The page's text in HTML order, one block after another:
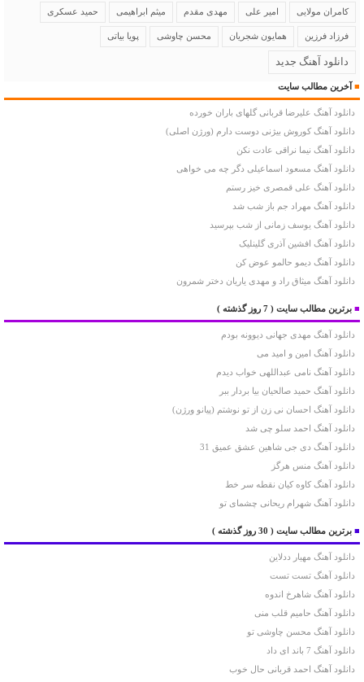
کامران مولایی امیر علی مهدی مقدم میثم ابراهیمی حمید عسکری
فرزاد فرزین همایون شجریان محسن چاوشی پویا بیاتی
دانلود آهنگ جدید
■ آخرین مطالب سایت
دانلود آهنگ علیرضا قربانی گلهای باران خورده
دانلود آهنگ کوروش بیژنی دوست دارم (ورژن اصلی)
دانلود آهنگ نیما نراقی عادت نکن
دانلود آهنگ مسعود اسماعیلی دگر چه می خواهی
دانلود آهنگ علی قمصری خیز رستم
دانلود آهنگ مهراد جم باز شب شد
دانلود آهنگ یوسف زمانی از شب بپرسید
دانلود آهنگ افشین آذری گلینلیک
دانلود آهنگ دیمو حالمو عوض کن
دانلود آهنگ میثاق راد و مهدی یاریان دختر شمرون
■ برترین مطالب سایت ( 7 روز گذشته )
دانلود آهنگ مهدی جهانی دیوونه بودم
دانلود آهنگ امین و امید می
دانلود آهنگ نامی عبداللهی خواب دیدم
دانلود آهنگ حمید صالحیان بیا بردار ببر
دانلود آهنگ احسان نی زن از تو نوشتم (پیانو ورژن)
دانلود آهنگ احمد سلو چی شد
دانلود آهنگ دی جی شاهین عشق عمیق 31
دانلود آهنگ منس هرگز
دانلود آهنگ کاوه کیان نقطه سر خط
دانلود آهنگ شهرام ریحانی چشمای تو
■ برترین مطالب سایت ( 30 روز گذشته )
دانلود آهنگ مهیار ددلاین
دانلود آهنگ تست تست
دانلود آهنگ شاهرخ اندوه
دانلود آهنگ حامیم قلب منی
دانلود آهنگ محسن چاوشی تو
دانلود آهنگ 7 باند ای داد
دانلود آهنگ احمد قربانی حال خوب